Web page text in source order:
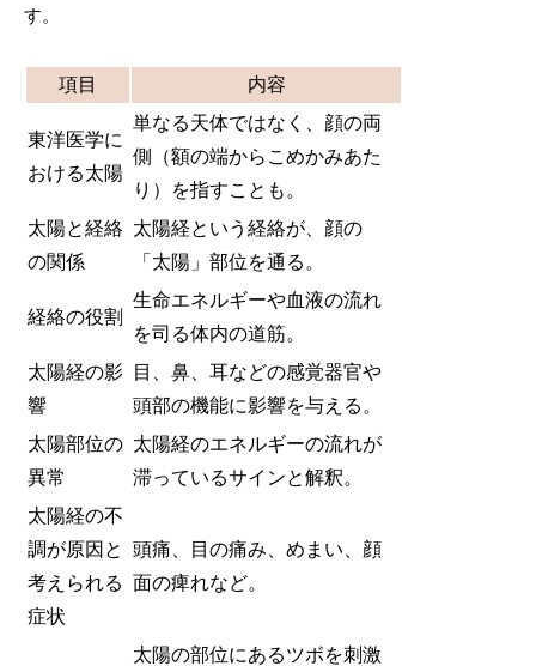
す。
項目 内容
東洋医学に
おける太陽
単なる天体ではなく、顔の両
側（額の端からこめかみあた
り）を指すことも。
太陽と経絡
の関係
太陽経という経絡が、顔の
「太陽」部位を通る。
経絡の役割
生命エネルギーや血液の流れ
を司る体内の道筋。
太陽経の影
響
目、鼻、耳などの感覚器官や
頭部の機能に影響を与える。
太陽部位の
異常
太陽経のエネルギーの流れが
滞っているサインと解釈。
太陽経の不
調が原因と
考えられる
症状
頭痛、目の痛み、めまい、顔
面の痺れなど。
太陽の部位にあるツボを刺激